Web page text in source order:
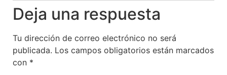
Deja una respuesta
Tu dirección de correo electrónico no será
publicada. Los campos obligatorios están marcados
con *